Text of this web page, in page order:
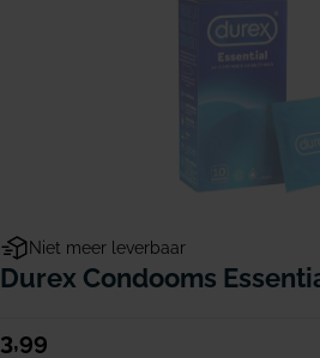
Niet meer leverbaar
Durex Condooms
Normale
3,99